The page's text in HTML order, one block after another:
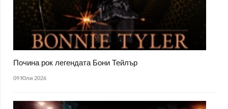
Почина рок легендата Бони Тейлър
09 Юли 2026